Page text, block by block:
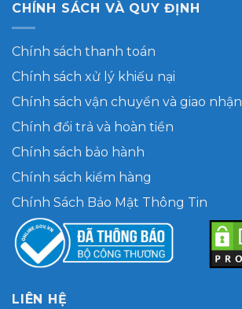
CHÍNH SÁCH VÀ QUY ĐỊNH
Chính sách thanh toán
Chính sách xử lý khiếu nại
Chính sách vận chuyển và giao nhận
Chính đổi trả và hoàn tiền
Chính sách bảo hành
Chính sách kiểm hàng
Chính Sách Bảo Mật Thông Tin
LIÊN HỆ